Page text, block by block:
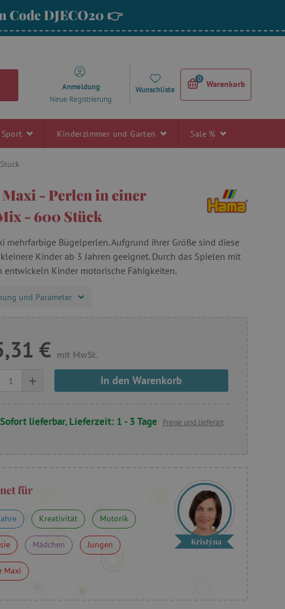
Code DJECO20 👉
Anmeldung
Neue Registrierung
Wunschliste
0
Warenkorb
Kinderzimmer und Garten Sale %
- Perlen in einer
- 600 Stück
mehrfarbige Bügelperlen. Aufgrund ihrer Größe sind diese
Kinder ab 3 Jahren geeignet. Durch das Spielen mit
entwickeln Kinder motorische Fähigkeiten.
und Parameter
€ mit MwSt.
+ In den Warenkorb
Sofort lieferbar, Lieferzeit: 1 - 3 Tage Preise und lieferart
für
Kreativität Motorik
Mädchen Jungen
Maxi
Kristýna